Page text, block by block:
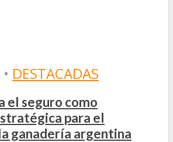
• DESTACADAS
el seguro como
para el
ganadería argentina